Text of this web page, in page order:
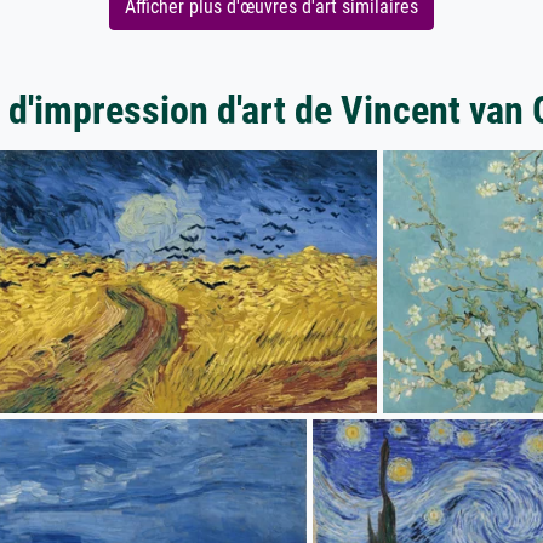
Afficher plus d'œuvres d'art similaires
d'art de Vincent van